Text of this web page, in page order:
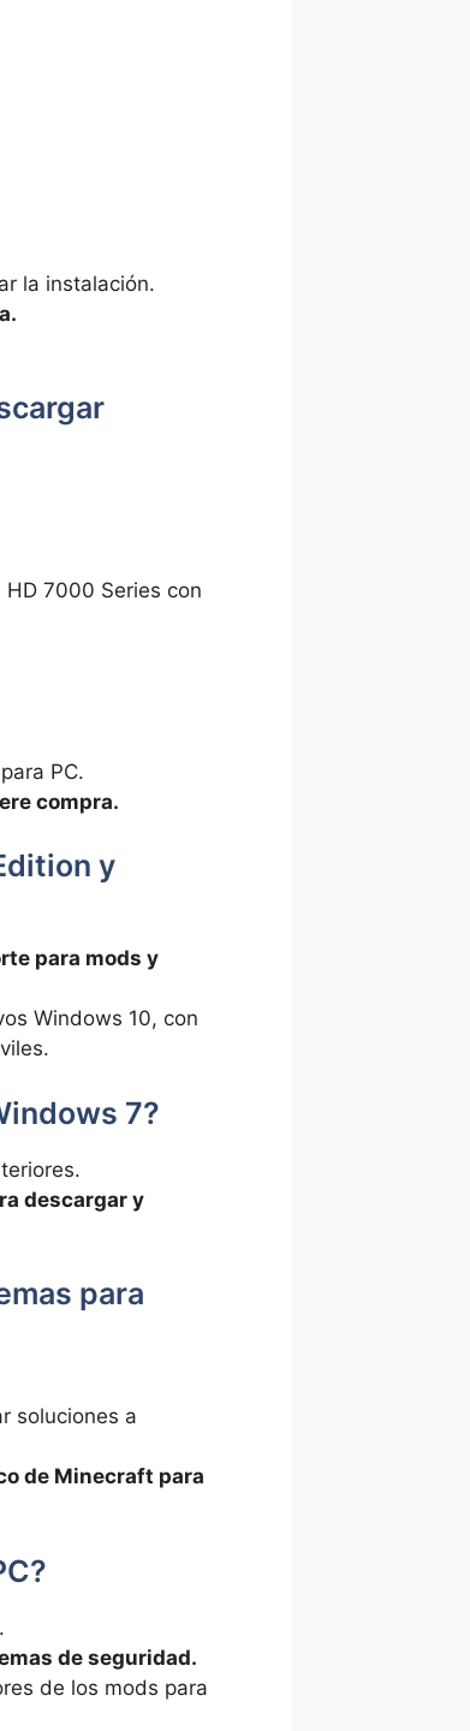
la instalación.
HD 7000 Series con
PC.
compra.
y
para mods y
Windows 10, con
7?
descargar y
para
soluciones a
de Minecraft para
de seguridad.
de los mods para